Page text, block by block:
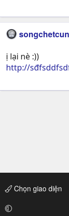
ị lại nè :))
http://
Chọn giao diện